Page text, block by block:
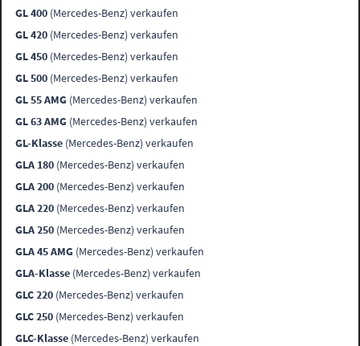
GL 400 (Mercedes-Benz) verkaufen
GL 420 (Mercedes-Benz) verkaufen
GL 450 (Mercedes-Benz) verkaufen
GL 500 (Mercedes-Benz) verkaufen
GL 55 AMG (Mercedes-Benz) verkaufen
GL 63 AMG (Mercedes-Benz) verkaufen
GL-Klasse (Mercedes-Benz) verkaufen
GLA 180 (Mercedes-Benz) verkaufen
GLA 200 (Mercedes-Benz) verkaufen
GLA 220 (Mercedes-Benz) verkaufen
GLA 250 (Mercedes-Benz) verkaufen
GLA 45 AMG (Mercedes-Benz) verkaufen
GLA-Klasse (Mercedes-Benz) verkaufen
GLC 220 (Mercedes-Benz) verkaufen
GLC 250 (Mercedes-Benz) verkaufen
GLC-Klasse (Mercedes-Benz) verkaufen